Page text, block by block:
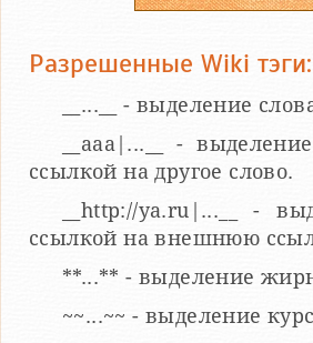
Разрешенные Wiki тэги:
__...__ - выделение
__aaa|...__ -
ссылкой на другое слово.
__http://ya.ru|...__ -
ссылкой на внешнюю
**...** - выделение
~~...~~ - выделение